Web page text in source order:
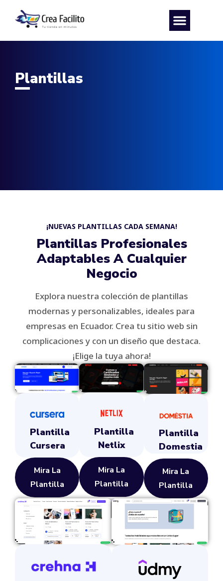
Plantillas
¡NUEVAS PLANTILLAS CADA SEMANA!
Plantillas Profesionales
Adaptables A Cualquier
Negocio
Explora nuestra colección de plantillas
modernas y personalizables, ideales para
empresas en Ecuador. Crea tu sitio web sin
complicaciones y con un diseño que destaca.
¡Elige la tuya ahora!
Plantilla
Cursera
Mira La
Plantilla
Plantilla
Netlix
Mira La
Plantilla
Plantilla
Domestia
Mira La
Plantilla